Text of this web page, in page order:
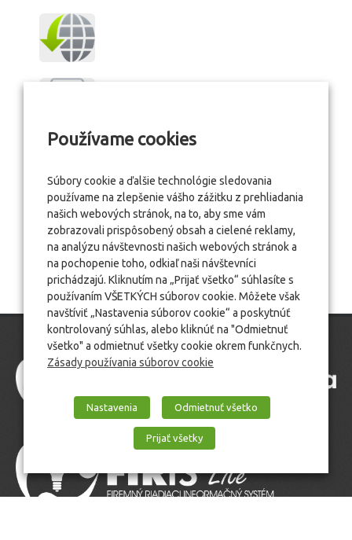
Používame cookies
Súbory cookie a ďalšie technológie sledovania
používame na zlepšenie vášho zážitku z prehliadania
našich webových stránok, na to, aby sme vám
zobrazovali prispôsobený obsah a cielené reklamy,
na analýzu návštevnosti našich webových stránok a
na pochopenie toho, odkiaľ naši návštevníci
prichádzajú. Kliknutím na „Prijať všetko“ súhlasíte s
používaním VŠETKÝCH súborov cookie. Môžete však
navštíviť „Nastavenia súborov cookie“ a poskytnúť
kontrolovaný súhlas, alebo kliknúť na "Odmietnuť
všetko" a odmietnuť všetky cookie okrem funkčnych.
Zásady používania súborov cookie
Nastavenia Odmietnuť všetko
Prijať všetky